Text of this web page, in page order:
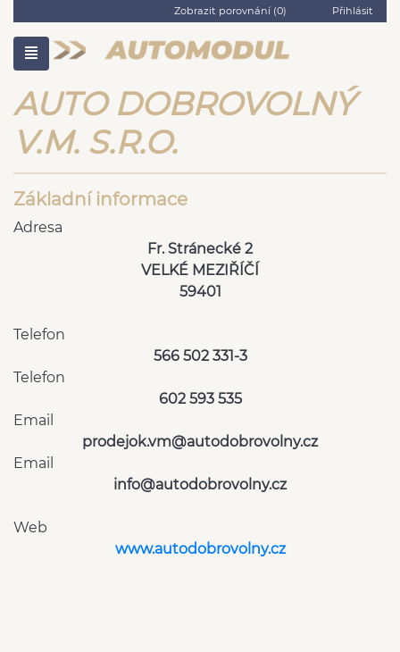
Zobrazit porovnání (0) Přihlásit
AUTO DOBROVOLNÝ
V.M. S.R.O.
Základní informace
Adresa
Fr. Stránecké 2
VELKÉ MEZIŘÍČÍ
59401
Telefon
566 502 331-3
Telefon
602 593 535
Email
prodejok.vm@autodobrovolny.cz
Email
info@autodobrovolny.cz
Web
www.autodobrovolny.cz